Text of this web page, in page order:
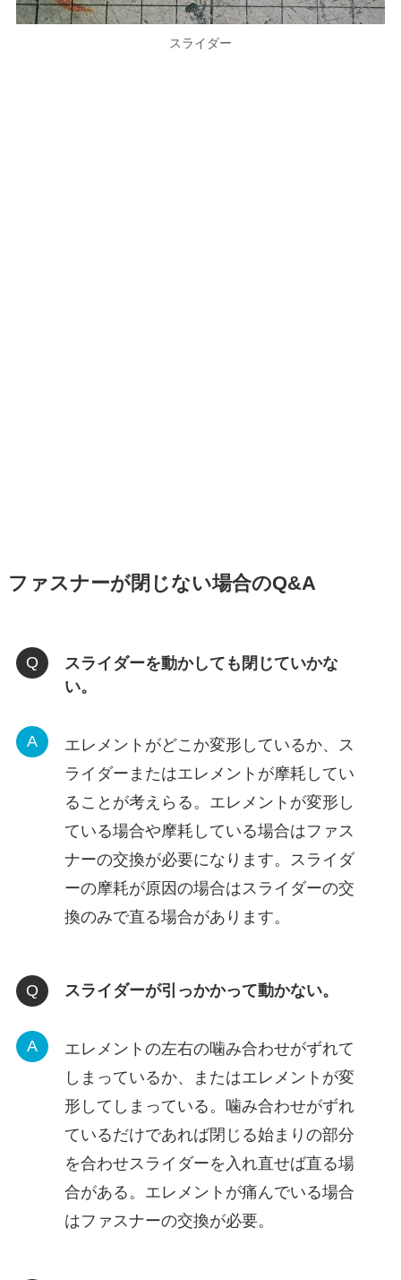
スライダー
ファスナーが閉じない場合のQ&A
スライダーを動かしても閉じていかな
い。
エレメントがどこか変形しているか、ス
ライダーまたはエレメントが摩耗してい
ることが考えらる。エレメントが変形し
ている場合や摩耗している場合はファス
ナーの交換が必要になります。スライダ
ーの摩耗が原因の場合はスライダーの交
換のみで直る場合があります。
スライダーが引っかかって動かない。
エレメントの左右の噛み合わせがずれて
しまっているか、またはエレメントが変
形してしまっている。噛み合わせがずれ
ているだけであれば閉じる始まりの部分
を合わせスライダーを入れ直せば直る場
合がある。エレメントが痛んでいる場合
はファスナーの交換が必要。